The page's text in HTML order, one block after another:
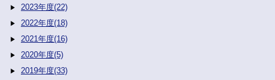
2023年度(22)
2022年度(18)
2021年度(16)
2020年度(5)
2019年度(33)